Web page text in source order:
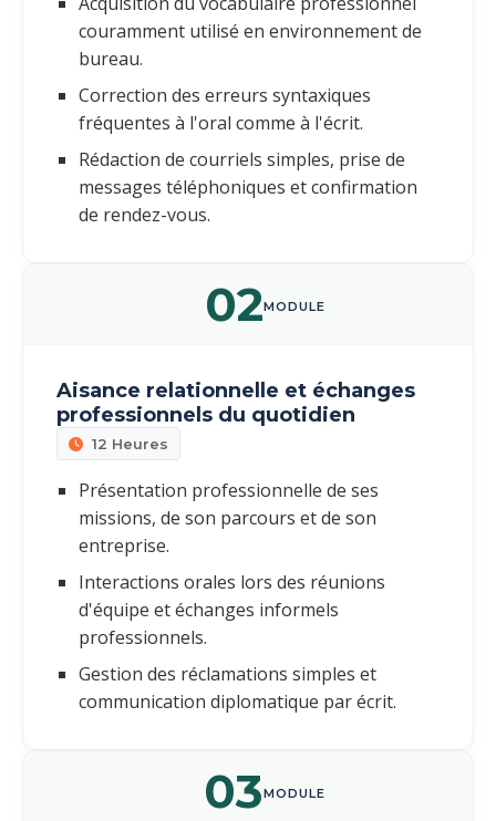
couramment utilisé en environnement de
bureau.
Correction des erreurs syntaxiques
fréquentes à l'oral comme à l'écrit.
Rédaction de courriels simples, prise de
messages téléphoniques et confirmation
de rendez-vous.
02MODULE
Aisance relationnelle et échanges
professionnels du quotidien
12 Heures
Présentation professionnelle de ses
missions, de son parcours et de son
entreprise.
Interactions orales lors des réunions
d'équipe et échanges informels
professionnels.
Gestion des réclamations simples et
communication diplomatique par écrit.
03MODULE